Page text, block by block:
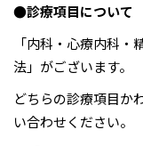
●診療項目について
「内科・心療内科
法」がございます。
どちらの診療項目か
い合わせください。